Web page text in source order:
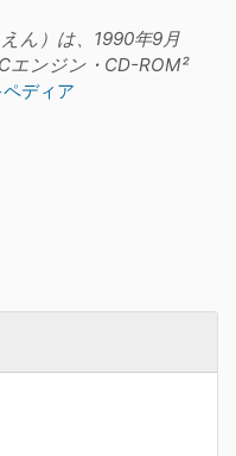
ん）は、1990年9月
エンジン・CD-ROM²
ディア